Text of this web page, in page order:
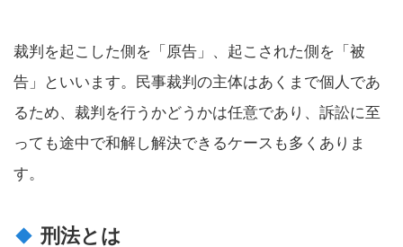
裁判を起こした側を「原告」、起こされた側を「被
告」といいます。民事裁判の主体はあくまで個人であ
るため、裁判を行うかどうかは任意であり、訴訟に至
っても途中で和解し解決できるケースも多くありま
す。
刑法とは